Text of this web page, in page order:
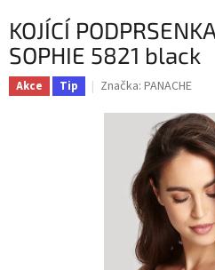
KOJÍCÍ
SOPHIE 5821 black
Akce Tip Značka: PANACHE